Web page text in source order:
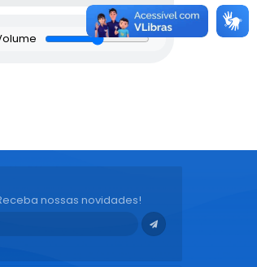
nossas novidades!